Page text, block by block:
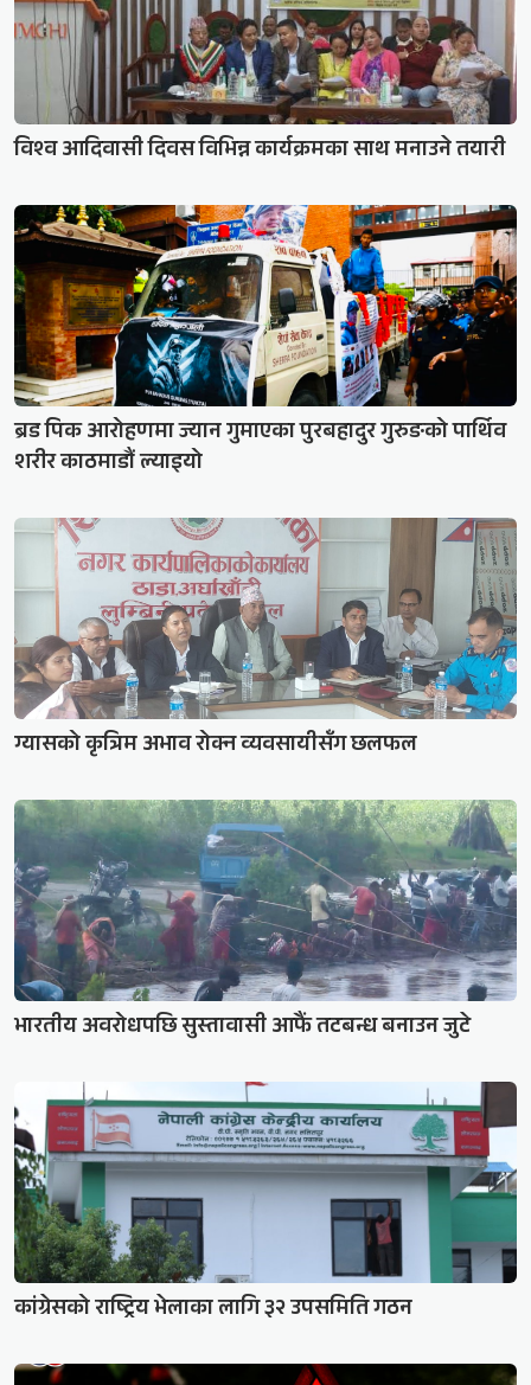
विश्व आदिवासी दिवस विभिन्न कार्यक्रमका साथ मनाउने तयारी
ब्रड पिक आरोहणमा ज्यान गुमाएका पुरबहादुर गुरुङको पार्थिव
शरीर काठमाडौं ल्याइयो
ग्यासको कृत्रिम अभाव रोक्न व्यवसायीसँग छलफल
भारतीय अवरोधपछि सुस्तावासी आफैं तटबन्ध बनाउन जुटे
कांग्रेसको राष्ट्रिय भेलाका लागि ३२ उपसमिति गठन